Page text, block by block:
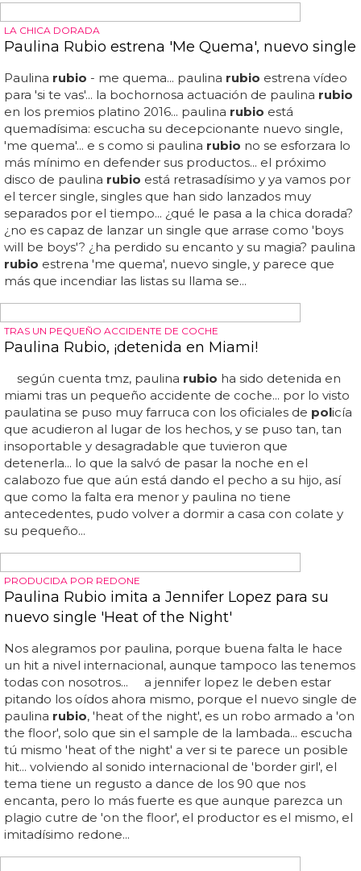
GERARDO BAZÚA DESNUDO
Gerardo Bazúa desnudo en Instagram, el novio
de Paulina Rubio
paulina, y el cantante quiso compartir una instantánea de
lo más romántica en su instagram en la que aparece en
bazúa? es un cantante que no consiguió ganar la voz en
mexico, pero sí que se llevó a paulinarubio, con la que
lleva unos 3 años y con la que se lleva nada más y nada
menos que 14 años de diferencia... ¿veremos
próximamente el desnudo completo de gerardo bazúa,
novio de paulinarubio?... gerardo está completamente
desnudo y no le vemos el pajarito por la toalla del bebé,
pero...
MODELOS DESNUDOS MADE IN PORTUGAL
André Costa desnudo: el modelo que Paulina
Rubio le robó a Jennifer López
André costa desnudo: el modelo que paulinarubiole
robó a jennifer lópez... recordarás a andré costa por el
tórrido videoclip de 'i luh ya papi' de jennifer lópez, y esta